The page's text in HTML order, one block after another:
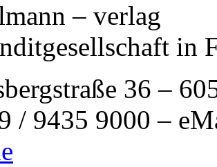
– verlag
in
36 –
/ 9435 9000 –